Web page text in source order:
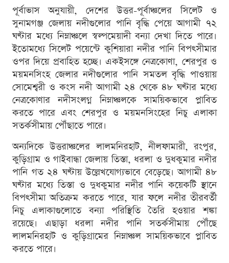
পূর্বাভাস অনুযায়ী, দেশের উত্তর-পূর্বাঞ্চলের সিলেট ও
সুনামগঞ্জ জেলায় নদীগুলোর পানি বৃদ্ধি পেয়ে আগামী ৭২
ঘণ্টার মধ্যে নিম্নাঞ্চলে স্বল্পমেয়াদী বন্যা দেখা দিতে পারে।
ইতোমধ্যে সিলেট পয়েন্টে কুশিয়ারা নদীর পানি বিপৎসীমার
ওপর দিয়ে প্রবাহিত হচ্ছে। একইসঙ্গে নেত্রকোণা, শেরপুর ও
ময়মনসিংহ জেলার নদীগুলোর পানি সমতল বৃদ্ধি পাওয়ায়
সোমেশ্বরী ও কংস নদী আগামী ২৪ থেকে ৪৮ ঘণ্টার মধ্যে
নেত্রকোণার নদীসংলগ্ন নিম্নাঞ্চলকে সাময়িকভাবে প্লাবিত
করতে পারে এবং শেরপুর ও ময়মনসিংহের নিচু এলাকা
সতর্কসীমায় পৌঁছাতে পারে।
অন্যদিকে উত্তরাঞ্চলের লালমনিরহাট, নীলফামারী, রংপুর,
কুড়িগ্রাম ও গাইবান্ধা জেলায় তিস্তা, ধরলা ও দুধকুমার নদীর
পানি গত ২৪ ঘণ্টায় উল্লেখযোগ্যভাবে বেড়েছে। আগামী ৪৮
ঘণ্টার মধ্যে তিস্তা ও দুধকুমার নদীর পানি কয়েকটি স্থানে
বিপৎসীমা অতিক্রম করতে পারে, যার ফলে নদীর তীরবর্তী
নিচু এলাকাগুলোতে বন্যা পরিস্থিতি তৈরি হওয়ার শঙ্কা
রয়েছে। এছাড়া ধরলা নদীর পানি সতর্কসীমায় পৌঁছে
লালমনিরহাট ও কুড়িগ্রামের নিম্নাঞ্চল সাময়িকভাবে প্লাবিত
করতে পারে।